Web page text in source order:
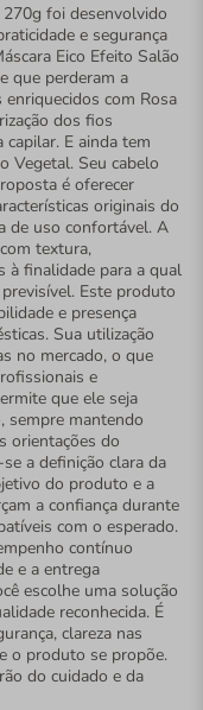
270g foi desenvolvido
e segurança
Eico Efeito Salão
que perderam a
com Rosa
dos fios
E ainda tem
Vegetal. Seu cabelo
é oferecer
originais do
de uso confortável. A
textura,
à finalidade para a qual
Este produto
e presença
Sua utilização
no mercado, o que
e
que ele seja
sempre mantendo
orientações do
a definição clara da
do produto e a
a confiança durante
com o esperado.
contínuo
e a entrega
escolhe uma solução
reconhecida. É
clareza nas
o produto se propõe.
do cuidado e da